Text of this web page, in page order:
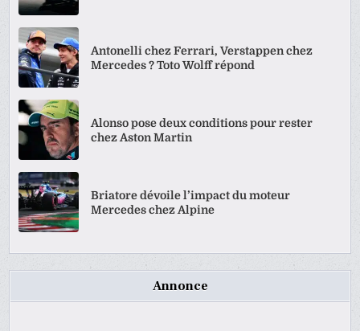
Antonelli chez Ferrari, Verstappen chez
Mercedes ? Toto Wolff répond
Alonso pose deux conditions pour rester
chez Aston Martin
Briatore dévoile l’impact du moteur
Mercedes chez Alpine
Annonce